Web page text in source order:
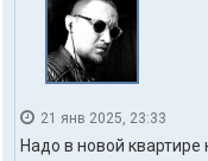
21 янв 2025, 23:33
Надо в новой квартире